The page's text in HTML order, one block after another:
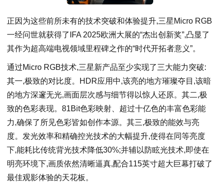
正因为这些前所未有的技术突破和体验提升,三星Micro RGB
一经问世就获得了IFA 2025欧洲大展的“杰出创新奖”,凸显了
其作为超高端电视领域里程碑之作的“时代开拓者意义”。
通过Micro RGB技术,三星新产品至少实现了三大能力突破:
其一,极致的对比度。HDR应用中,该亮的地方璀璨夺目,该暗
的地方深邃无光,画面层次感与细节得以惊人还原。其二,极
致的色彩表现。81Bit色彩映射、超过十亿色的丰富色彩能
力,确保了所见色彩皆如创作本源。其三,极致的能效与亮
度。发光效率和精确控光技术的大幅提升,使得在同等亮度
下,能耗比传统背光技术降低30%;并辅以防眩光技术,即使在
明亮环境下,画质依然清晰逼真,配合115英寸超大巨幕打破了
最佳观影体验的天花板。